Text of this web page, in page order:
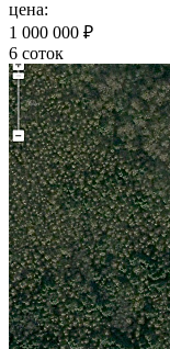
цена:
1 000 000 ₽
6 соток